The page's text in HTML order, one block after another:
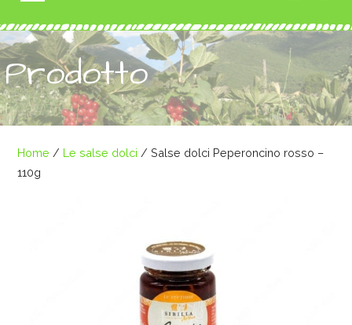
Prodotto
Home / Le salse dolci / Salse dolci Peperoncino rosso –
110g